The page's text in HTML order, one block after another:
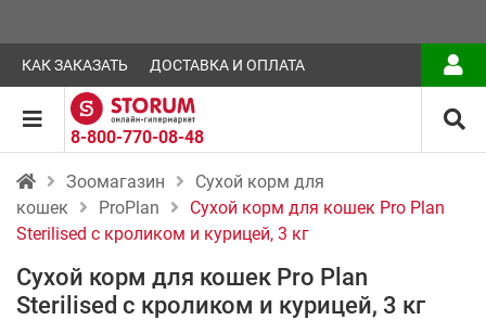
КАК ЗАКАЗАТЬ ДОСТАВКА И ОПЛАТА
8-800-770-08-48
Зоомагазин
Сухой корм для
кошек
ProPlan
Сухой корм для кошек Pro Plan
Sterilised с кроликом и курицей, 3 кг
Сухой корм для кошек Pro Plan
Sterilised с кроликом и курицей, 3 кг